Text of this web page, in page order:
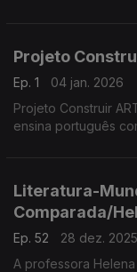
Projeto
Ep. 1
04 jan. 2026
Projeto Construir
ensina português
Literatura-
Comparada/
Ep. 52
28 dez. 2025
A professora